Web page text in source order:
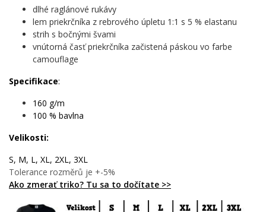
zdobiace rám robia z tohto motívu skutočné umelecké dielo –
nie len vlajku, ale živú históriu.
Komu urobí radosť?
🌟 Každému, kto má škótske korene a nosí ich s hrdosťou
🔥 Fanúšikom histórie, heraldiky a stredovekej kultúry
🧠 Tým, čo vedia, že štýl a vzdelanosť idú ruka v ruke
škótskeho leva hovoriť za teba – hlasno, hrdo a bez kompromisov.
dlhé raglánové rukávy
lem priekrčníka z rebrového úpletu 1:1 s 5 % elastanu
strih s bočnými švami
vnútorná časť priekrčníka začistená páskou vo farbe
camouflage
Specifikace:
160 g/m
100 % bavlna
Velikosti:
S, M, L, XL, 2XL, 3XL
Tolerance rozměrů je +-5%
Ako zmerať triko? Tu sa to dočítate >>